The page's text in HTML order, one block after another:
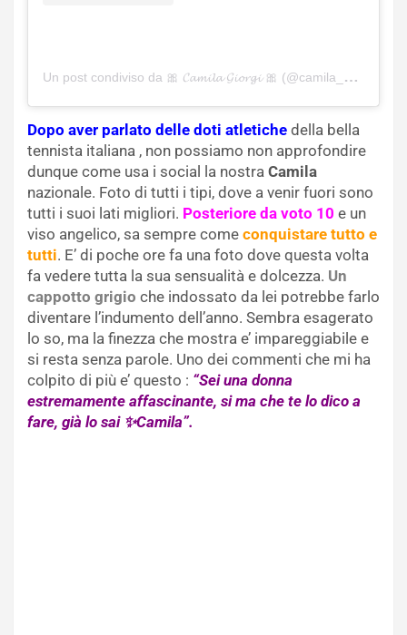
Un post condiviso da 🎀 𝓒𝓪𝓶𝓲𝓵𝓪 𝓖𝓲𝓸𝓻𝓰𝓲 🎀 (@camila_giorgi_official)
Dopo aver parlato delle doti atletiche della bella
tennista italiana , non possiamo non approfondire
dunque come usa i social la nostra Camila
nazionale. Foto di tutti i tipi, dove a venir fuori sono
tutti i suoi lati migliori. Posteriore da voto 10 e un
viso angelico, sa sempre come conquistare tutto e
tutti. E’ di poche ore fa una foto dove questa volta
fa vedere tutta la sua sensualità e dolcezza. Un
cappotto grigio che indossato da lei potrebbe farlo
diventare l’indumento dell’anno. Sembra esagerato
lo so, ma la finezza che mostra e’ impareggiabile e
si resta senza parole. Uno dei commenti che mi ha
colpito di più e’ questo : “Sei una donna
estremamente affascinante, si ma che te lo dico a
fare, già lo sai ✨Camila”.